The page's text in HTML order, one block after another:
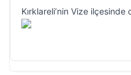
Kırklareli’nin Vize